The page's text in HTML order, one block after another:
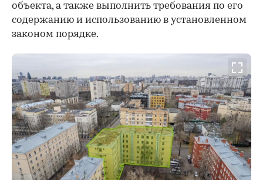
объекта, а также выполнить требования по его
содержанию и использованию в установленном
законом порядке.